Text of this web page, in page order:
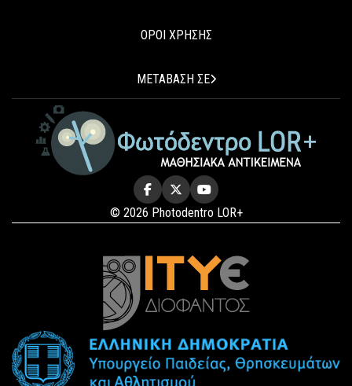
ΟΡΟΙ ΧΡΗΣΗΣ
ΜΕΤΑΒΑΣΗ ΣΕ
© 2026 Photodentro LOR+